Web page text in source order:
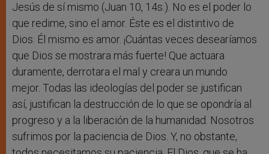
Jesús de sí mismo (Juan 10, 14s.). No es el poder lo
que redime, sino el amor. Éste es el distintivo de
Dios: Él mismo es amor. ¡Cuántas veces desearíamos
que Dios se mostrara más fuerte! Que actuara
duramente, derrotara el mal y creara un mundo
mejor. Todas las ideologías del poder se justifican
así, justifican la destrucción de lo que se opondría al
progreso y a la liberación de la humanidad. Nosotros
sufrimos por la paciencia de Dios. Y, no obstante,